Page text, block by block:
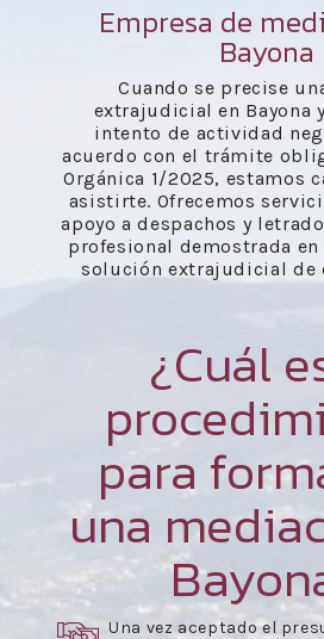
Empresa de
Bayona
Cuando se precise
extrajudicial en Bayona
intento de actividad
acuerdo con el trámite
Orgánica 1/2025, estamos
asistirte. Ofrecemos
apoyo a despachos y
profesional demostrada
solución extrajudicial de
¿Cuál
para
una
Celebración de las